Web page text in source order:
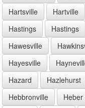
Hartsville
Hartville
Hastings
Hastings
Hawesville
Hayesville
Hazard
Hazlehurst
Hebbronville